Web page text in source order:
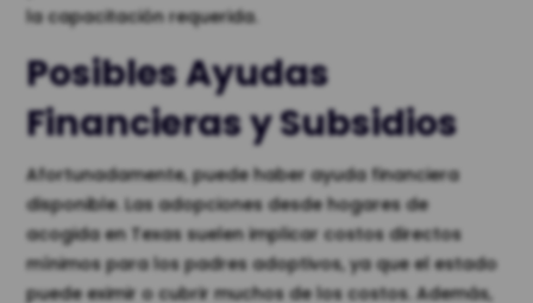
la capacitación requerida.
Posibles Ayudas
Financieras y Subsidios
Afortunadamente, puede haber ayuda financiera
disponible. Las adopciones desde hogares de
acogida en Texas suelen implicar costos directos
mínimos para los padres adoptivos, ya que el estado
puede eximir o cubrir muchos de los costos. Además,